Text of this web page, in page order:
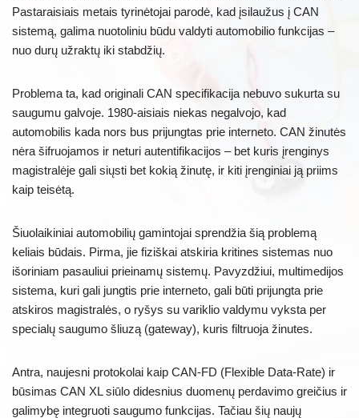
Pastaraisiais metais tyrinėtojai parodė, kad įsilaužus į CAN
sistemą, galima nuotoliniu būdu valdyti automobilio funkcijas –
nuo durų užraktų iki stabdžių.
Problema ta, kad originali CAN specifikacija nebuvo sukurta su
saugumu galvoje. 1980-aisiais niekas negalvojo, kad
automobilis kada nors bus prijungtas prie interneto. CAN žinutės
nėra šifruojamos ir neturi autentifikacijos – bet kuris įrenginys
magistralėje gali siųsti bet kokią žinutę, ir kiti įrenginiai ją priims
kaip teisėtą.
Šiuolaikiniai automobilių gamintojai sprendžia šią problemą
keliais būdais. Pirma, jie fiziškai atskiria kritines sistemas nuo
išoriniam pasauliui prieinamų sistemų. Pavyzdžiui, multimedijos
sistema, kuri gali jungtis prie interneto, gali būti prijungta prie
atskiros magistralės, o ryšys su variklio valdymu vyksta per
specialų saugumo šliuzą (gateway), kuris filtruoja žinutes.
Antra, naujesni protokolai kaip CAN-FD (Flexible Data-Rate) ir
būsimas CAN XL siūlo didesnius duomenų perdavimo greičius ir
galimybę integruoti saugumo funkcijas. Tačiau šių naujų